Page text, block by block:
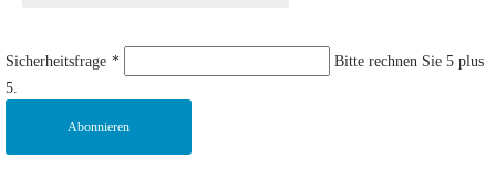
Sicherheitsfrage *
Bitte rechnen Sie 5 plus
5.
Abonnieren